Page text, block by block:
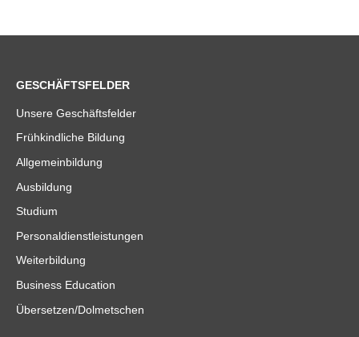
GESCHÄFTSFELDER
Unsere Geschäftsfelder
Frühkindliche Bildung
Allgemeinbildung
Ausbildung
Studium
Personaldienstleistungen
Weiterbildung
Business Education
Übersetzen/Dolmetschen